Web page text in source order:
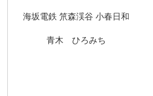
海坂電鉄 笊森渓谷 小春日和
青木 ひろみち